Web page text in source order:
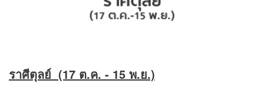
ราศีตุลย์ (17 ต.ค. - 15 พ.ย.)